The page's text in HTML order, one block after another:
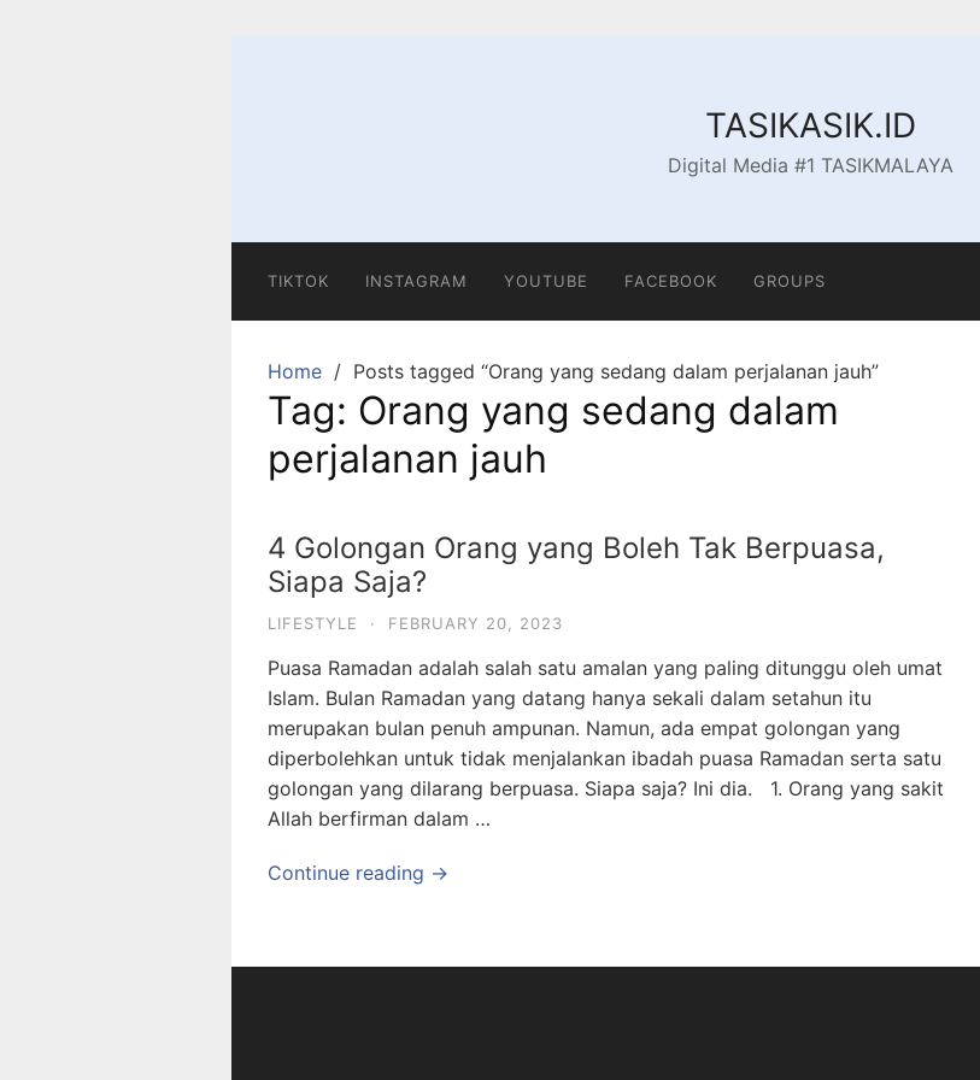
TASIKASIK.ID
Digital Media #1 TASIKMALAYA
TIKTOK INSTAGRAM YOUTUBE FACEBOOK GROUPS
Home Posts tagged “Orang yang sedang dalam perjalanan jauh”
Tag: Orang yang sedang dalam
perjalanan jauh
4 Golongan Orang yang Boleh Tak Berpuasa,
Siapa Saja?
LIFESTYLE · FEBRUARY 20, 2023
Puasa Ramadan adalah salah satu amalan yang paling ditunggu oleh umat
Islam. Bulan Ramadan yang datang hanya sekali dalam setahun itu
merupakan bulan penuh ampunan. Namun, ada empat golongan yang
diperbolehkan untuk tidak menjalankan ibadah puasa Ramadan serta satu
golongan yang dilarang berpuasa. Siapa saja? Ini dia. 1. Orang yang sakit
Allah berfirman dalam …
Continue reading →